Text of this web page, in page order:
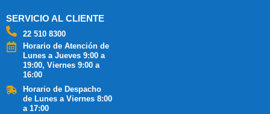
SERVICIO AL CLIENTE
22 510 8300
Horario de Atención de
Lunes a Jueves 9:00 a
19:00, Viernes 9:00 a
16:00
Horario de Despacho
de Lunes a Viernes 8:00
a 17:00